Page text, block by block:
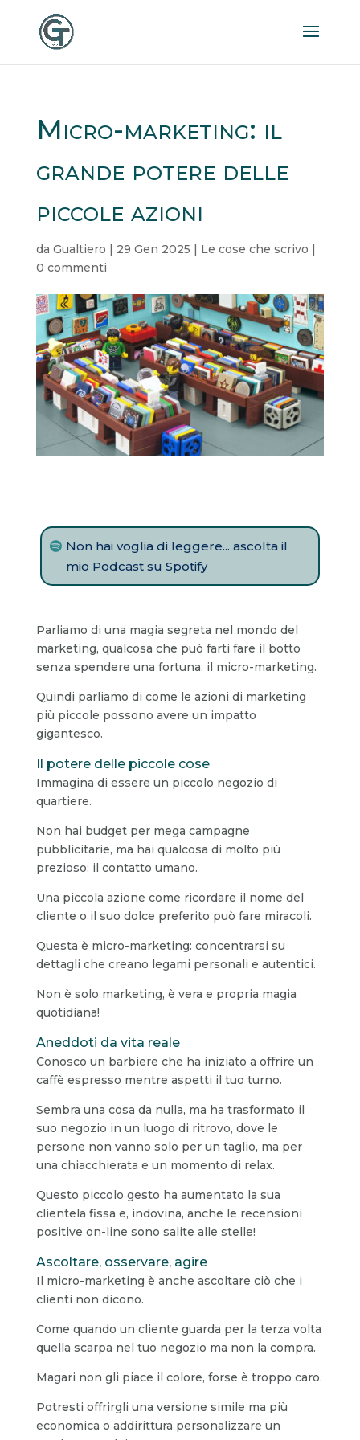
Micro-marketing: il
grande potere delle
piccole azioni
da Gualtiero | 29 Gen 2025 | Le cose che scrivo |
0 commenti
Non hai voglia di leggere... ascolta il
mio Podcast su Spotify
Parliamo di una magia segreta nel mondo del
marketing, qualcosa che può farti fare il botto
senza spendere una fortuna: il micro-marketing.
Quindi parliamo di come le azioni di marketing
più piccole possono avere un impatto
gigantesco.
Il potere delle piccole cose
Immagina di essere un piccolo negozio di
quartiere.
Non hai budget per mega campagne
pubblicitarie, ma hai qualcosa di molto più
prezioso: il contatto umano.
Una piccola azione come ricordare il nome del
cliente o il suo dolce preferito può fare miracoli.
Questa è micro-marketing: concentrarsi su
dettagli che creano legami personali e autentici.
Non è solo marketing, è vera e propria magia
quotidiana!
Aneddoti da vita reale
Conosco un barbiere che ha iniziato a offrire un
caffè espresso mentre aspetti il tuo turno.
Sembra una cosa da nulla, ma ha trasformato il
suo negozio in un luogo di ritrovo, dove le
persone non vanno solo per un taglio, ma per
una chiacchierata e un momento di relax.
Questo piccolo gesto ha aumentato la sua
clientela fissa e, indovina, anche le recensioni
positive on-line sono salite alle stelle!
Ascoltare, osservare, agire
Il micro-marketing è anche ascoltare ciò che i
clienti non dicono.
Come quando un cliente guarda per la terza volta
quella scarpa nel tuo negozio ma non la compra.
Magari non gli piace il colore, forse è troppo caro.
Potresti offrirgli una versione simile ma più
economica o addirittura personalizzare un